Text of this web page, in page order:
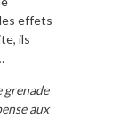
effets
ils
grenade
aux